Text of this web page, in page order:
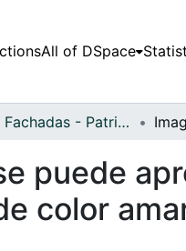
All of DSpace
FCCV - Fachadas - Patrimonial
puede
color